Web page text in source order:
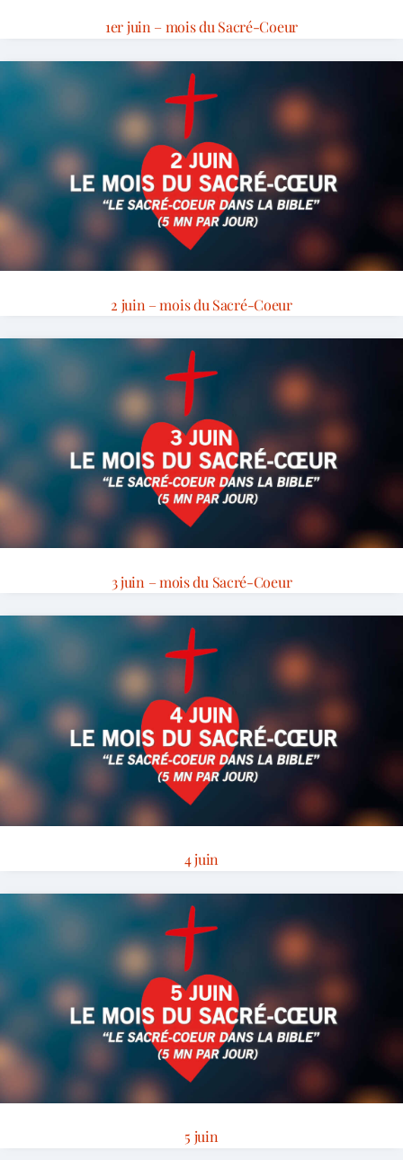
1er juin – mois du Sacré-Coeur
2 juin – mois du Sacré-Coeur
3 juin – mois du Sacré-Coeur
4 juin
5 juin